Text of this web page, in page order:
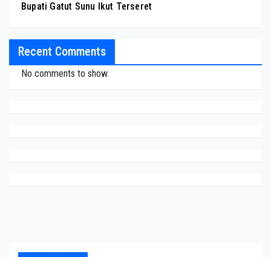
Bupati Gatut Sunu Ikut Terseret
Recent Comments
No comments to show.